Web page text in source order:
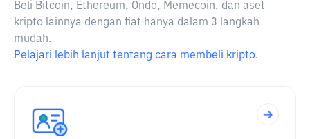
Beli Bitcoin, Ethereum, Ondo, Memecoin, dan aset
kripto lainnya dengan fiat hanya dalam 3 langkah
mudah.
Pelajari lebih lanjut tentang cara membeli kripto.